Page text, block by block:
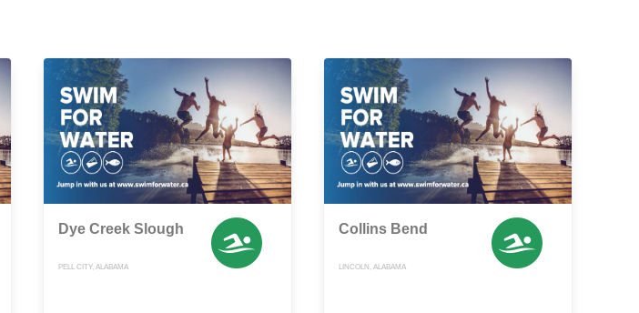
Dye Creek Slough
PELL CITY, ALABAMA
Collins Bend
LINCOLN, ALABAMA